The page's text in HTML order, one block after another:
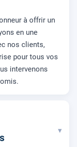
à offrir un
en une
nos clients,
pour tous vos
intervenons
▾